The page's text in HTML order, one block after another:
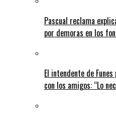
Pascual reclama
por demoras en los
El intendente de
con los amigos: “Lo